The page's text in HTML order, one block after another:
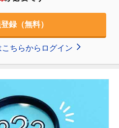
録（無料）
ちらからログイン